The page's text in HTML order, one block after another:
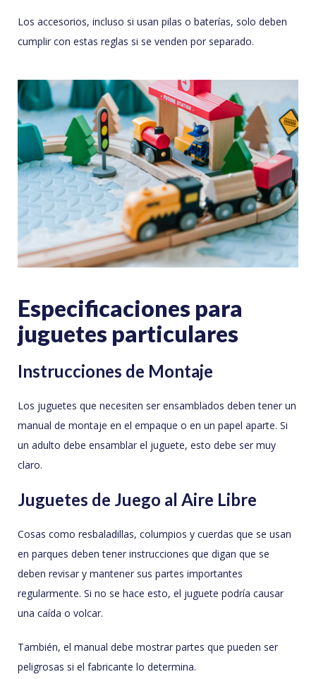
Los accesorios, incluso si usan pilas o baterías, solo deben
cumplir con estas reglas si se venden por separado.
Especificaciones para
juguetes particulares
Instrucciones de Montaje
Los juguetes que necesiten ser ensamblados deben tener un
manual de montaje en el empaque o en un papel aparte. Si
un adulto debe ensamblar el juguete, esto debe ser muy
claro.
Juguetes de Juego al Aire Libre
Cosas como resbaladillas, columpios y cuerdas que se usan
en parques deben tener instrucciones que digan que se
deben revisar y mantener sus partes importantes
regularmente. Si no se hace esto, el juguete podría causar
una caída o volcar.
También, el manual debe mostrar partes que pueden ser
peligrosas si el fabricante lo determina.